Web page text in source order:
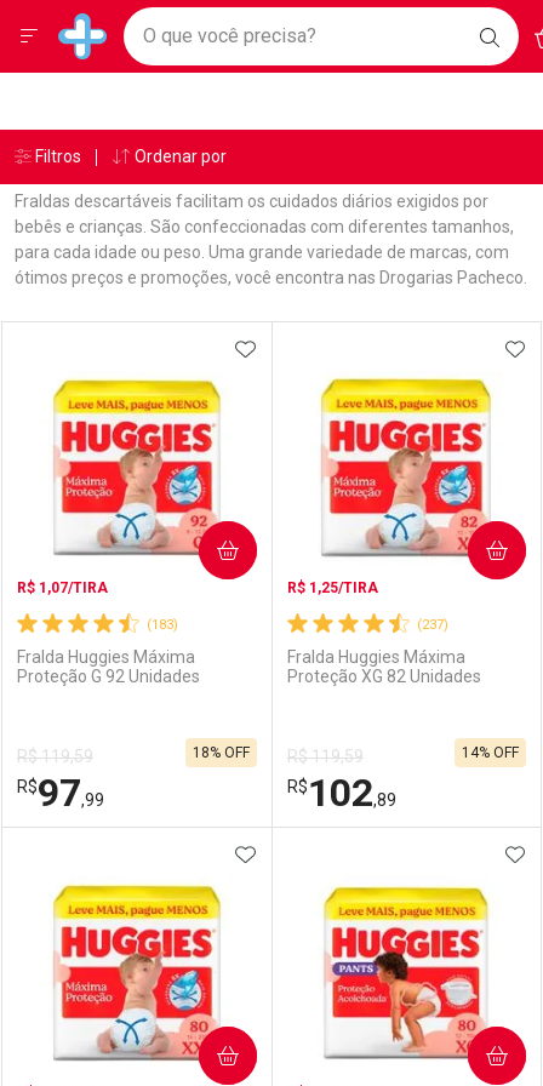
Drogarias Pacheco
Baixe nosso APP e aproveite Ofertas Exclusivas!
O
Ir direto para a home
pela página
Ir direto para o conteúdo
Ir direto para a busca
Ir direto para a ajuda
Ir direto para a notificações
Ir direto para o carrinho
Ir direto para o menu
Faça a sua busca
O que você precisa?
Menu
Breadcrumb
Drogarias Pacheco Fraldas
Fraldas descartáveis facilitam os cuidados diários exigidos por
bebês e crianças. São confeccionadas com diferentes tamanhos,
para cada idade ou peso. Uma grande variedade de marcas, com
ótimos preços e promoções, você encontra nas Drogarias Pacheco.
Linkagens Internas em Destaque
Promoções em Destaque
(183)
R$ 1,07/TIRA
Fralda Huggies Máxima
Proteção G 92 Unidades
R$ 119,59
R$97,99
18% OFF
ADICIONAR AOS FAVORITOS
COMPRAR
Laboratório
Por Menos
(237)
R$ 1,25/TIRA
Fralda Huggies Máxima
Proteção XG 82 Unidades
R$ 119,59
R$102,89
14% OFF
COMPRAR
Laboratório
Por Menos
ADICIONAR AOS FAVORITOS
COMPRAR COMPRAR
Âncoras
Filtros Ordenar por